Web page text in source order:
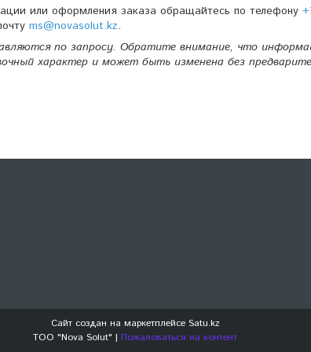
или оформления заказа обращайтесь по телефону
ms@novasolut.kz.
по запросу. Обратите внимание, что
характер и может быть изменена без
Сайт создан на маркетплейсе Satu.kz
TOO "Nova Solut" | Пожаловаться на контент